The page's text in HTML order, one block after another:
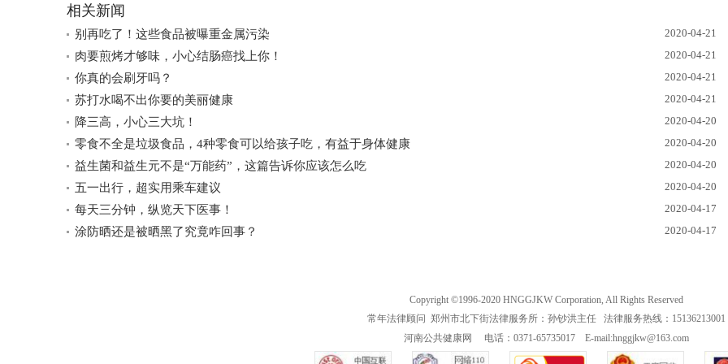
相关新闻
别再吃了！这些食品被曝重金属污染 2020-04-21
肉要煎烤才够味，小心结肠癌找上你！ 2020-04-21
你真的会刷牙吗？ 2020-04-21
苏打水喝不出你要的美丽健康 2020-04-21
降三高，小心三大坑！ 2020-04-20
零食不全是垃圾食品，4种零食可以给孩子吃，有益于身体健康 2020-04-20
益生菌和益生元不是“万能药”，这篇告诉你应该怎么吃 2020-04-20
五一出行，超实用乘车建议 2020-04-20
每天三分钟，纵览天下医事！ 2020-04-17
涂防晒还是被晒黑了究竟咋回事？ 2020-04-17
Copyright ©1996-2020 HNGGJKW Corporation, All Rights Reserved
常年法律顾问 郑州市北下街法律服务所：孙钞洪主任 法律服务热线：15136213001
河南公共健康网 电话：0371-65735017 E-mail:hnggjkw@163.com